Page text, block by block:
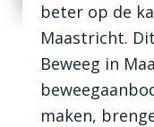
beter op de
Maastricht.
Beweeg in
maken,